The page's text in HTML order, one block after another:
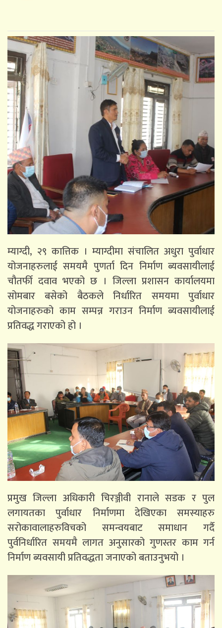
म्याग्दी, २९ कात्तिक । म्याग्दीमा संचालित अधुरा पुर्वाधार
योजनाहरुलाई समयमै पुणर्ता दिन निर्माण ब्यवसायीलाई
चौतर्फी दवाव भएको छ । जिल्ला प्रशासन कार्यालयमा
सोमबार बसेको बैठकले निर्धारित समयमा पुर्वाधार
योजनाहरुको काम सम्पन्न गराउन निर्माण ब्यवसायीलाई
प्रतिवद्ध गराएको हो ।
प्रमुख जिल्ला अधिकारी चिरञ्जीवी रानाले सडक र पुल
लगायतका पुर्वाधार निर्माणमा देखिएका समस्याहरु
सरोकावालाहरुविचको समन्वयबाट समाधान गर्दै
पुर्वनिर्धारित समयमै लागत अनुसारको गुणस्तर काम गर्न
निर्माण ब्यवसायी प्रतिवद्धता जनाएको बताउनुभयो ।